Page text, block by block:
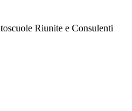
Riunite e Consulenti